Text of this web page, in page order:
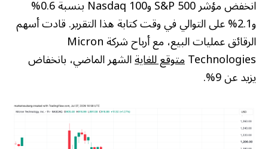
انخفض مؤشر S&P 500 وNasdaq 100 بنسبة 0.6%
و2.1% على التوالي في وقت كتابة هذا التقرير. قادت أسهم
الرقائق عمليات البيع، مع أرباح شركة Micron
Technologiesمتوقع للغايةالشهر الماضي، بانخفاض
يزيد عن 9%.